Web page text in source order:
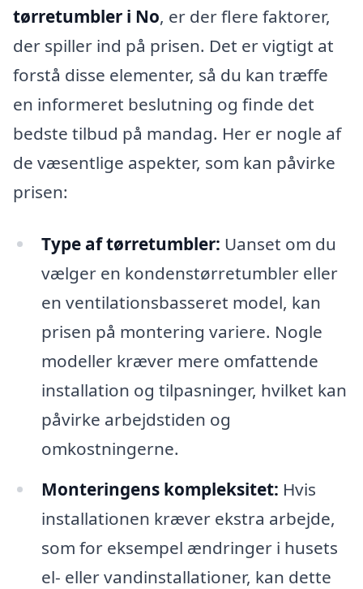
tørretumbler i No, er der flere faktorer,
der spiller ind på prisen. Det er vigtigt at
forstå disse elementer, så du kan træffe
en informeret beslutning og finde det
bedste tilbud på mandag. Her er nogle af
de væsentlige aspekter, som kan påvirke
prisen:
Type af tørretumbler: Uanset om du
vælger en kondenstørretumbler eller
en ventilationsbasseret model, kan
prisen på montering variere. Nogle
modeller kræver mere omfattende
installation og tilpasninger, hvilket kan
påvirke arbejdstiden og
omkostningerne.
Monteringens kompleksitet: Hvis
installationen kræver ekstra arbejde,
som for eksempel ændringer i husets
el- eller vandinstallationer, kan dette